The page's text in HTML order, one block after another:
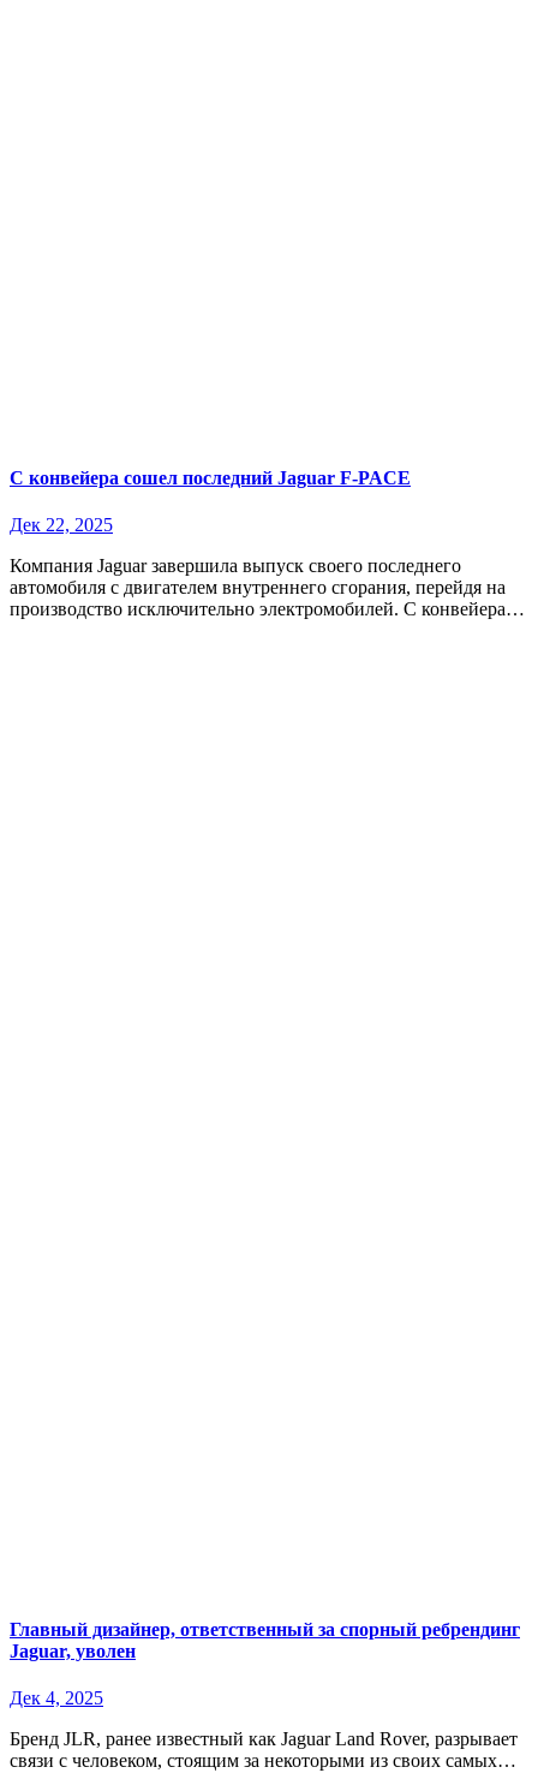
С конвейера сошел последний Jaguar F-PACE
Дек 22, 2025
Компания Jaguar завершила выпуск своего последнего
автомобиля с двигателем внутреннего сгорания, перейдя на
производство исключительно электромобилей. С конвейера…
Главный дизайнер, ответственный за спорный ребрендинг
Jaguar, уволен
Дек 4, 2025
Бренд JLR, ранее известный как Jaguar Land Rover, разрывает
связи с человеком, стоящим за некоторыми из своих самых…